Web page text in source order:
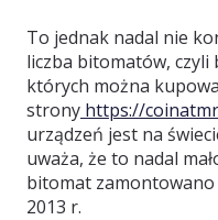
To jednak nadal nie
liczba bitomatów, czyli
których można
strony https://
urządzeń jest na
uważa, że to nadal
bitomat
2013 r.